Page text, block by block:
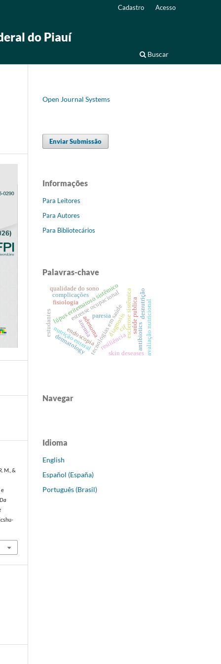
do Piauí
Buscar
Cadastro Acesso
M., &
e
Open Journal Systems
Enviar Submissão
Informações
Para Leitores
Para Autores
Para Bibliotecários
Palavras-chave
adenomatecnologias em saúdeesclerose sistêmica
lúpus eritematoso sistêmico
resiliência
estresse ocupacional saúde publica
paresia
antibiotics
qualidade do sono
cif
desnutriçãoavaliação nutricional
anemia
nutrição enteral
endoscopia
complicações
estudantes diagnosis
skin deseases
dermatology
fisiologia
Navegar
Idioma
English
Español (España)
Português (Brasil)